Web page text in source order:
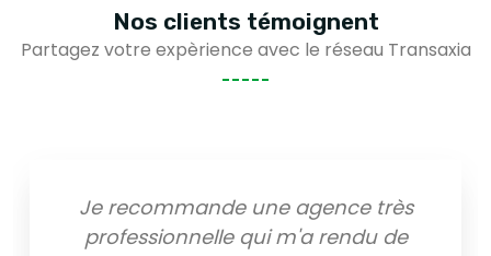
Nos clients témoignent
Partagez votre expèrience avec le réseau Transaxia
Je recommande une agence très
professionnelle qui m'a rendu de